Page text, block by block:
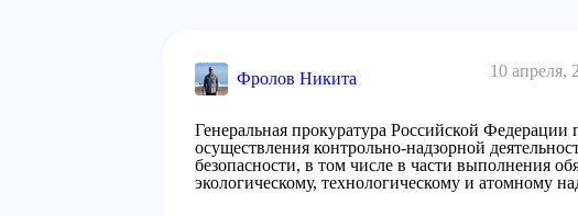
Фролов Никита 10 апреля,
Генеральная прокуратура Российской Федерации
осуществления контрольно-надзорной
безопасности, в том числе в части выполнения
экологическому, технологическому и атомному